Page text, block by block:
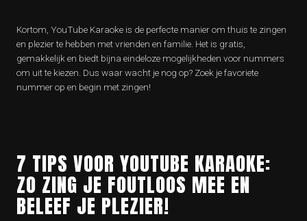
Kortom, YouTube Karaoke is de perfecte manier om thuis te zingen
en plezier te hebben met vrienden en familie. Het is gratis,
gemakkelijk en biedt bijna eindeloze mogelijkheden voor nummers
om uit te kiezen. Dus waar wacht je nog op? Zoek je favoriete
nummer op en begin met zingen!
7 TIPS VOOR YOUTUBE KARAOKE:
ZO ZING JE FOUTLOOS MEE EN
BELEEF JE PLEZIER!